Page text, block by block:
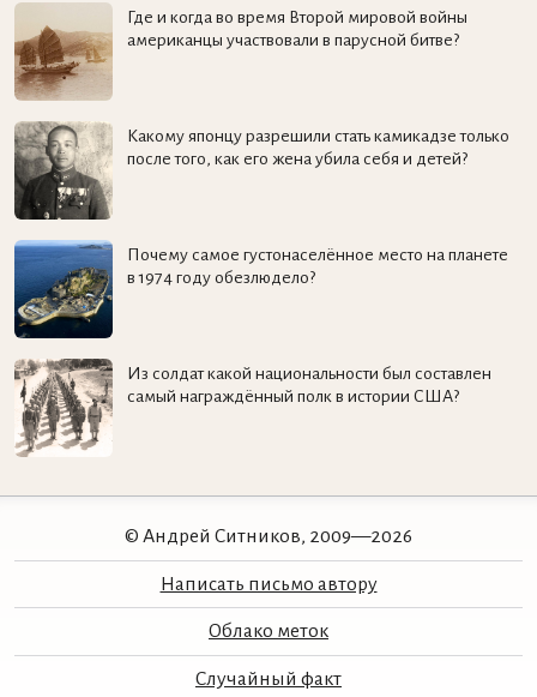
Где и когда во время Второй мировой войны
американцы участвовали в парусной битве?
Какому японцу разрешили стать камикадзе только
после того, как его жена убила себя и детей?
Почему самое густонаселённое место на планете
в 1974 году обезлюдело?
Из солдат какой национальности был составлен
самый награждённый полк в истории США?
© Андрей Ситников, 2009—2026
Написать письмо автору
Облако меток
Случайный факт